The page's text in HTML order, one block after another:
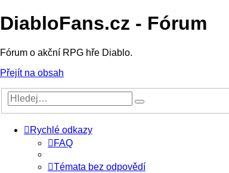
DiabloFans.cz - Fórum
Fórum o akční RPG hře Diablo.
Přejít na obsah
Rychlé odkazy
FAQ
Témata bez odpovědí